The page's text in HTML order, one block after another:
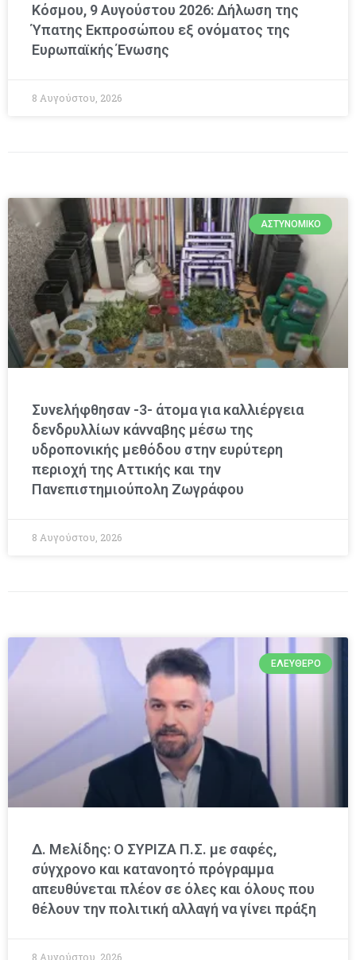
Κόσμου, 9 Αυγούστου 2026: Δήλωση της
Ύπατης Εκπροσώπου εξ ονόματος της
Ευρωπαϊκής Ένωσης
8 Αυγούστου, 2026
ΑΣΤΥΝΟΜΙΚΌ
Συνελήφθησαν -3- άτομα για καλλιέργεια
δενδρυλλίων κάνναβης μέσω της
υδροπονικής μεθόδου στην ευρύτερη
περιοχή της Αττικής και την
Πανεπιστημιούπολη Ζωγράφου
8 Αυγούστου, 2026
ΕΛΕΎΘΕΡΟ
Δ. Μελίδης: Ο ΣΥΡΙΖΑ Π.Σ. με σαφές,
σύγχρονο και κατανοητό πρόγραμμα
απευθύνεται πλέον σε όλες και όλους που
θέλουν την πολιτική αλλαγή να γίνει πράξη
8 Αυγούστου, 2026